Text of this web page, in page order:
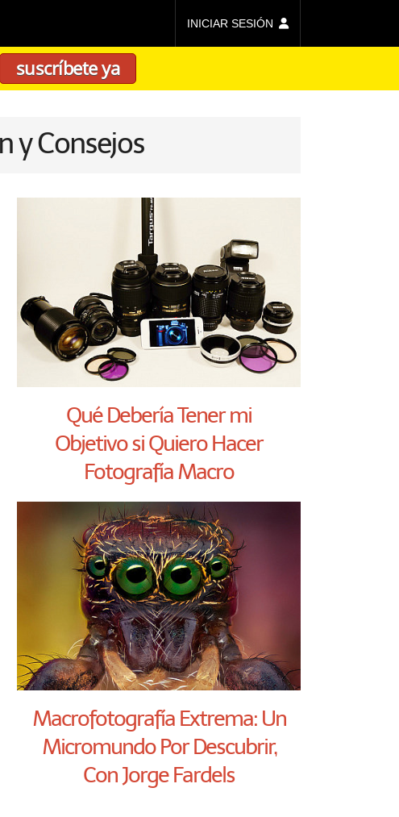
INICIAR SESIÓN
suscríbete ya
y Consejos
Qué Debería Tener mi
Objetivo si Quiero Hacer
Fotografía Macro
Macrofotografía Extrema: Un
Micromundo Por Descubrir,
Con Jorge Fardels